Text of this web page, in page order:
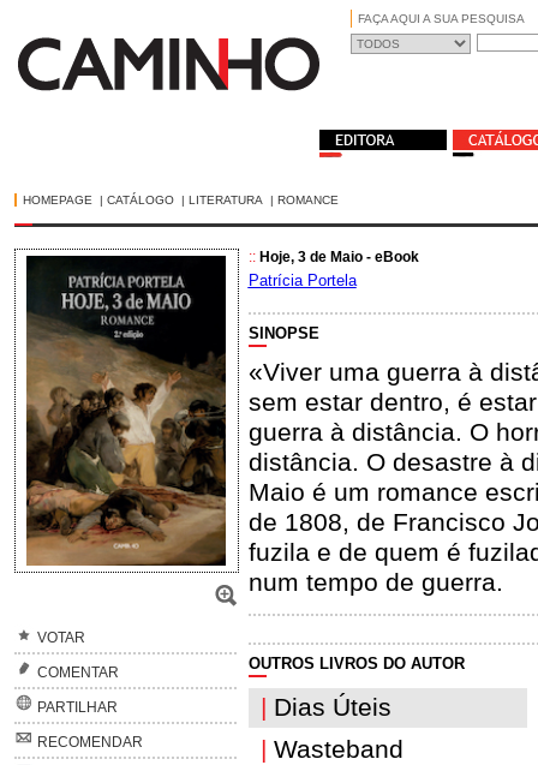
FAÇA AQUI A SUA PESQUISA
HOMEPAGE | CATÁLOGO| LITERATURA | ROMANCE
VOTAR
COMENTAR
PARTILHAR
RECOMENDAR
:: Hoje, 3 de Maio - eBook
Patrícia Portela
SINOPSE
«Viver uma guerra à
sem estar dentro, é
guerra à distância. O
distância. O desastre à
Maio é um romance
de 1808, de Francisco
fuzila e de quem é
num tempo de guerra.
OUTROS LIVROS DO AUTOR
| Dias Úteis
| Wasteband